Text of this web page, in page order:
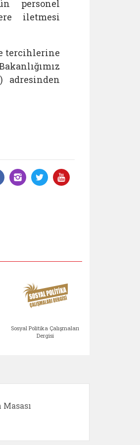
personel
iletmesi
tercihlerine
) adresinden
Facebook üzerinde paylaş
Instagram'da paylaş
Twitter üzerinde
YouTube
Sosyal Politika Çalışmaları
Dergisi
Masası